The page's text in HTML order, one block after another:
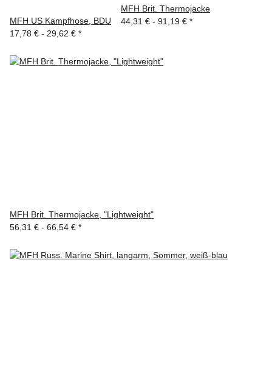
MFH US Kampfhose, BDU
17,78 € - 29,62 € *
MFH Brit. Thermojacke
44,31 € - 91,19 € *
MFH Brit. Thermojacke, "Lightweight"
56,31 € - 66,54 € *